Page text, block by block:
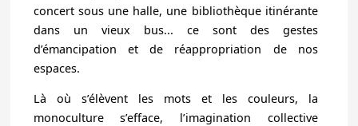
concert sous une halle, une bibliothèque itinérante
dans un vieux bus... ce sont des gestes
d’émancipation et de réappropriation de nos
espaces.
Là où s’élèvent les mots et les couleurs, la
monoculture s’efface, l’imagination collective